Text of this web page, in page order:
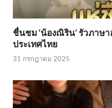
ชื่นชม ‘น้องณิริน’ รัวภาษา
ประเทศไทย
31 กรกฎาคม 2025